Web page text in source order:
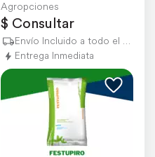
Agropciones
$ Consultar
Envío Incluido a todo el país
Entrega Inmediata